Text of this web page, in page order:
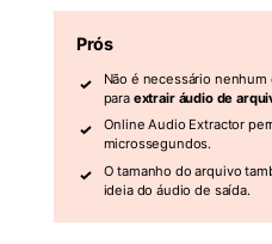
Prós
Não é necessário
para extrair áudio de
Online Audio Extractor
microssegundos.
O tamanho do arquivo
ideia do áudio de saída.